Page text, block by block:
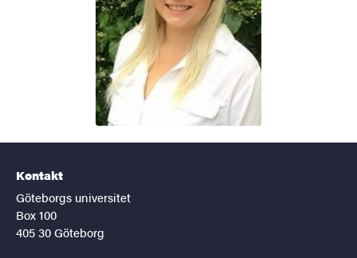
Kontakt
Göteborgs universitet
Box 100
405 30 Göteborg